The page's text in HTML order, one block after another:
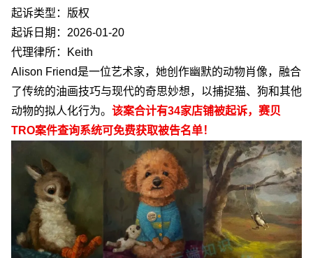
起诉类型：版权
起诉日期： 2026-01-20
代理律所：
Keith
Alison Friend是一位艺术家，她创作幽默的动物肖像，融合
了传统的油画技巧与现代的奇思妙想，以捕捉猫、狗和其他
动物的拟人化行为。 该案合计有34家店铺被起诉，赛贝
TRO案件查询系统可免费获取被告名单！